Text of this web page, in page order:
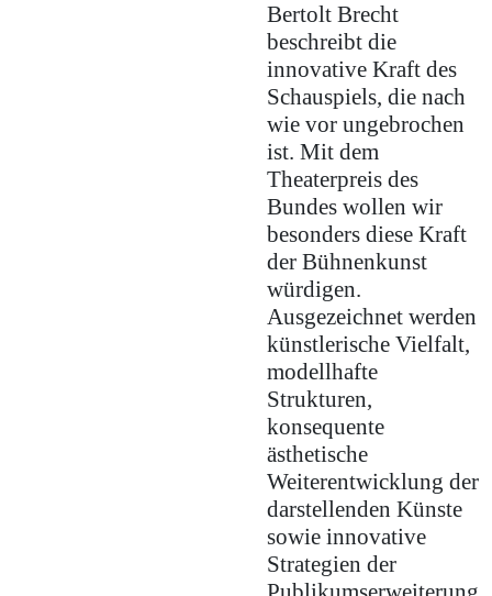
Bertolt Brecht
beschreibt die
innovative Kraft des
Schauspiels, die nach
wie vor ungebrochen
ist. Mit dem
Theaterpreis des
Bundes wollen wir
besonders diese Kraft
der Bühnenkunst
würdigen.
Ausgezeichnet werden
künstlerische Vielfalt,
modellhafte
Strukturen,
konsequente
ästhetische
Weiterentwicklung der
darstellenden Künste
sowie innovative
Strategien der